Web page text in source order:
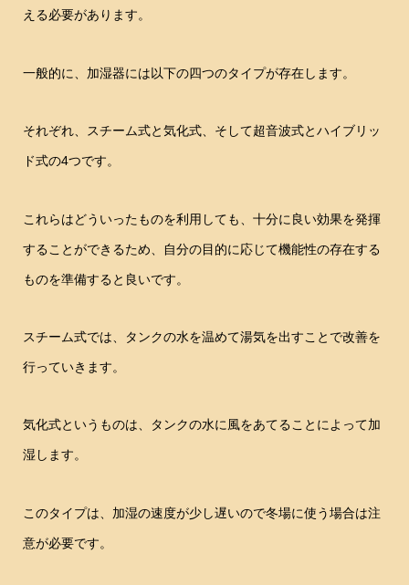
える必要があります。
一般的に、加湿器には以下の四つのタイプが存在します。
それぞれ、スチーム式と気化式、そして超音波式とハイブリッ
ド式の4つです。
これらはどういったものを利用しても、十分に良い効果を発揮
することができるため、自分の目的に応じて機能性の存在する
ものを準備すると良いです。
スチーム式では、タンクの水を温めて湯気を出すことで改善を
行っていきます。
気化式というものは、タンクの水に風をあてることによって加
湿します。
このタイプは、加湿の速度が少し遅いので冬場に使う場合は注
意が必要です。